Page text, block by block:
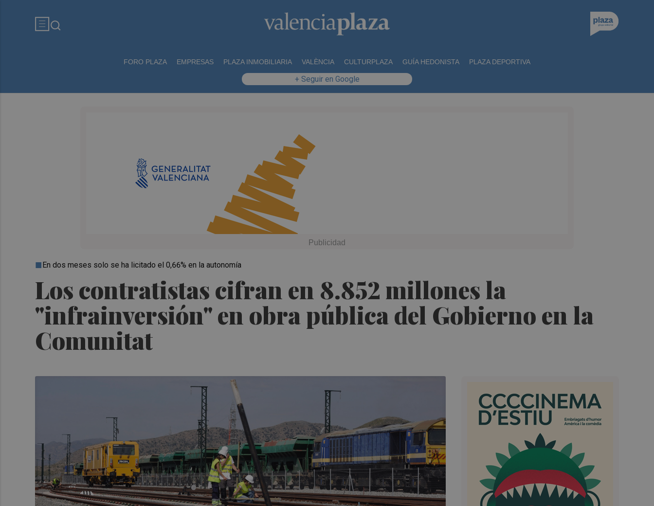
FORO PLAZA EMPRESAS PLAZA INMOBILIARIA VALÈNCIA CULTURPLAZA GUÍA HEDONISTA PLAZA DEPORTIVA
+ Seguir en Google
Los contratistas cifran en 8.852 millones la
"infrainversión" en obra pública del Gobierno en la
Comunitat
En dos meses solo se ha licitado el 0,66% en la autonomía